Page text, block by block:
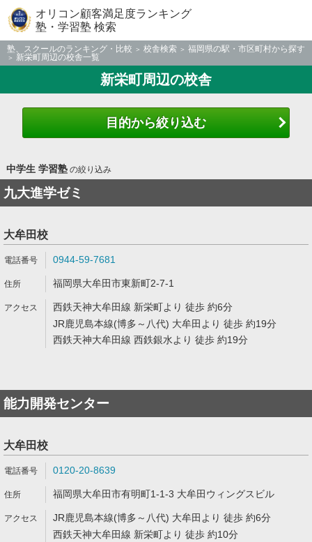
オリコン顧客満足度ランキング
塾・学習塾 検索
塾、スクールのランキング・比較 校舎検索
福岡県の駅・市区町村から探す
新栄町周辺の校舎一覧
新栄町周辺の校舎
目的から絞り込む
中学生 学習塾の絞り込み
九大進学ゼミ
大牟田校
0944-59-7681
福岡県大牟田市東新町2-7-1
西鉄天神大牟田線 新栄町より 徒歩 約6分
JR鹿児島本線(博多～八代) 大牟田より 徒歩 約19分
西鉄天神大牟田線 西鉄銀水より 徒歩 約19分
能力開発センター
大牟田校
0120-20-8639
福岡県大牟田市有明町1-1-3 大牟田ウィングスビル
JR鹿児島本線(博多～八代) 大牟田より 徒歩 約6分
西鉄天神大牟田線 新栄町より 徒歩 約10分